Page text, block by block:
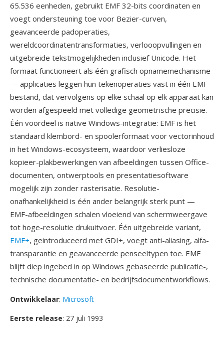
65.536 eenheden, gebruikt EMF 32-bits coordinaten en
voegt ondersteuning toe voor Bezier-curven,
geavanceerde padoperaties,
wereldcoordinatentransformaties, verlooopvullingen en
uitgebreide tekstmogelijkheden inclusief Unicode. Het
formaat functioneert als één grafisch opnamemechanisme
— applicaties leggen hun tekenoperaties vast in één EMF-
bestand, dat vervolgens op elke schaal op elk apparaat kan
worden afgespeeld met volledige geometrische precisie.
Één voordeel is native Windows-integratie: EMF is het
standaard klembord- en spoolerformaat voor vectorinhoud
in het Windows-ecosysteem, waardoor verliesloze
kopieer-plakbewerkingen van afbeeldingen tussen Office-
documenten, ontwerptools en presentatiesoftware
mogelijk zijn zonder rasterisatie. Resolutie-
onafhankelijkheid is één ander belangrijk sterk punt —
EMF-afbeeldingen schalen vloeiend van schermweergave
tot hoge-resolutie drukuitvoer. Één uitgebreide variant,
EMF+, geintroduceerd met GDI+, voegt anti-aliasing, alfa-
transparantie en geavanceerde penseeltypen toe. EMF
blijft diep ingebed in op Windows gebaseerde publicatie-,
technische documentatie- en bedrijfsdocumentworkflows.
Ontwikkelaar: Microsoft
Eerste release: 27 juli 1993